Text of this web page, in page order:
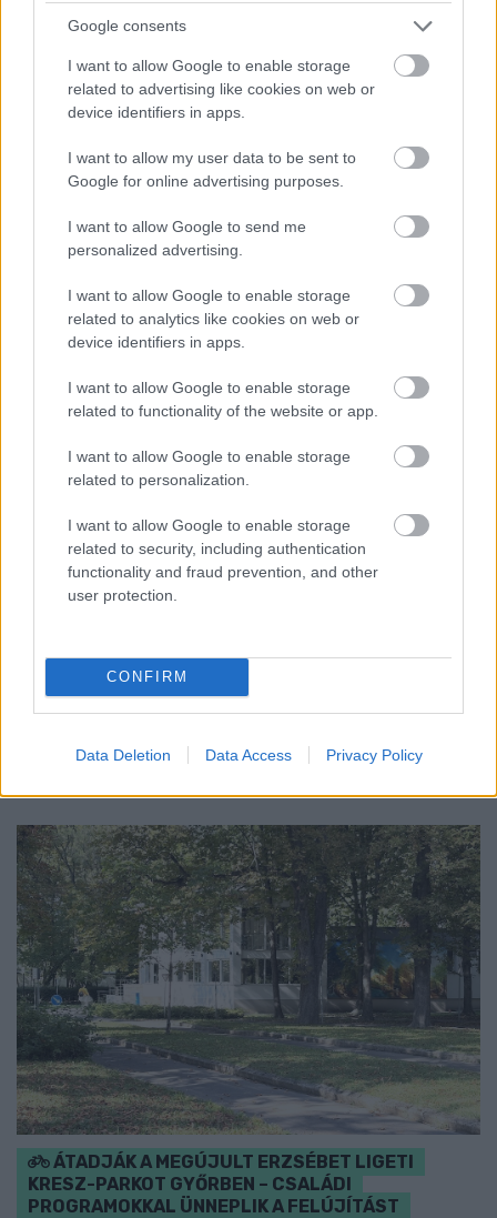
Google consents
I want to allow Google to enable storage
related to advertising like cookies on web or
device identifiers in apps.
I want to allow my user data to be sent to
Google for online advertising purposes.
I want to allow Google to send me
personalized advertising.
I want to allow Google to enable storage
related to analytics like cookies on web or
device identifiers in apps.
I want to allow Google to enable storage
related to functionality of the website or app.
I want to allow Google to enable storage
related to personalization.
I want to allow Google to enable storage
related to security, including authentication
functionality and fraud prevention, and other
user protection.
CONFIRM
Data Deletion Data Access Privacy Policy
PERL, VÁRADI ÉS TANOH DEZ IS OTT VAN A FÉRFI
KOSÁRLABDA-VÁLOGATOTT SZŰKÍTETT
KERETÉBEN
MAGYAR PÉTER: 868 MILLIÁRD FORINTOS
BERUHÁZÁSI CSOMAGGAL ERŐSÍTIK
TOVÁBBRA IS KRITIKUS NAPOK ELÉ NÉZ AZ ORSZÁG
Átfogó energetikai fejlesztési programot fogadott el a
kormány.
Szólj hozzá!
ÁTADJÁK A MEGÚJULT ERZSÉBET LIGETI
KRESZ-PARKOT GYŐRBEN – CSALÁDI
PROGRAMOKKAL ÜNNEPLIK A FELÚJÍTÁST